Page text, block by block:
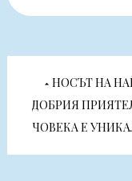
НОСЪТ НА
ДОБРИЯ
ЧОВЕКА Е